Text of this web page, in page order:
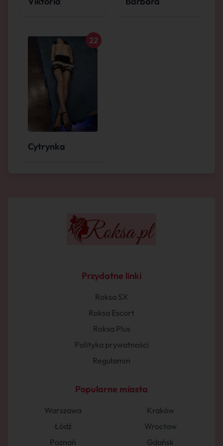
Cytrynka
22
Przydatne linki
Roksa SX
Roksa Escort
Roksa Plus
Polityka prywatności
Regulamin
Popularne miasta
Warszawa
Kraków
Łódź
Wrocław
Poznań
Gdańsk